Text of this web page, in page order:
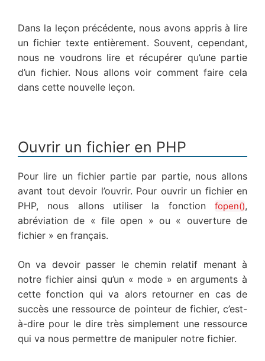
Dans la leçon précédente, nous avons appris à lire
un fichier texte entièrement. Souvent, cependant,
nous ne voudrons lire et récupérer qu’une partie
d’un fichier. Nous allons voir comment faire cela
dans cette nouvelle leçon.
Ouvrir un fichier en PHP
Pour lire un fichier partie par partie, nous allons
avant tout devoir l’ouvrir. Pour ouvrir un fichier en
PHP, nous allons utiliser la fonction fopen(),
abréviation de « file open » ou « ouverture de
fichier » en français.
On va devoir passer le chemin relatif menant à
notre fichier ainsi qu’un « mode » en arguments à
cette fonction qui va alors retourner en cas de
succès une ressource de pointeur de fichier, c’est-
à-dire pour le dire très simplement une ressource
qui va nous permettre de manipuler notre fichier.